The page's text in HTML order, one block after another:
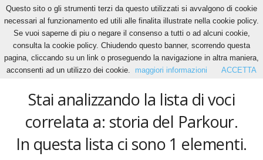
Home Tags Storia del Parkour
storia del Parkour
Stai analizzando la lista di voci
correlata a: storia del Parkour.
In questa lista ci sono 1 elementi.
Questo sito o gli strumenti terzi da questo utilizzati si avvalgono di cookie
necessari al funzionamento ed utili alle finalita illustrate nella cookie policy.
Se vuoi saperne di piu o negare il consenso a tutti o ad alcuni cookie,
consulta la cookie policy. Chiudendo questo banner, scorrendo questa
pagina, cliccando su un link o proseguendo la navigazione in altra maniera,
acconsenti ad un utilizzo dei cookie.
maggiori informazioni ACCETTA